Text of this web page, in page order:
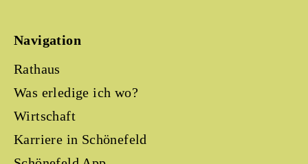
Navigation
Rathaus
Was erledige ich wo?
Wirtschaft
Karriere in Schönefeld